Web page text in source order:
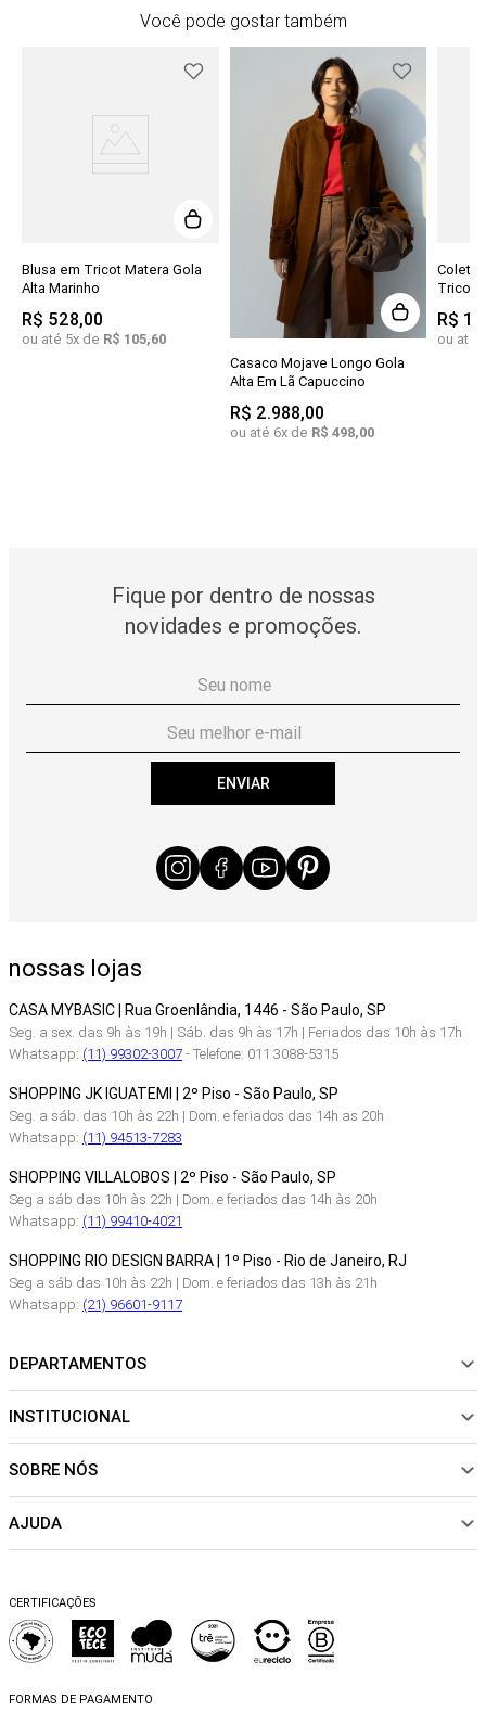
Você pode gostar também
Blusa em Tricot Matera Gola
Alta Marinho
R$ 528,00
ou até 5x de R$ 105,60
Casaco Mojave Longo Gola
Alta Em Lã Capuccino
R$ 2.988,00
ou até 6x de R$ 498,00
Colete
Tricot
R$ 1
ou até
Fique por dentro de nossas
novidades e promoções.
ENVIAR
nossas lojas
CASA MYBASIC | Rua Groenlândia, 1446 - São Paulo, SP
Seg. a sex. das 9h às 19h | Sáb. das 9h às 17h | Feriados das 10h às 17h
Whatsapp: (11) 99302-3007- Telefone: 011 3088-5315
SHOPPING JK IGUATEMI | 2º Piso - São Paulo, SP
Seg. a sáb. das 10h às 22h | Dom. e feriados das 14h as 20h
Whatsapp: (11) 94513-7283
SHOPPING VILLALOBOS | 2º Piso - São Paulo, SP
Seg a sáb das 10h às 22h | Dom. e feriados das 14h às 20h
Whatsapp: (11) 99410-4021
SHOPPING RIO DESIGN BARRA | 1º Piso - Rio de Janeiro, RJ
Seg a sáb das 10h às 22h | Dom. e feriados das 13h às 21h
Whatsapp: (21) 96601-9117
DEPARTAMENTOS
NOVIDADES
CALÇADOS
SALE
INSTITUCIONAL
Sobre Nós
Sustentabilidade
Trocas e Devoluções
Perguntas Frequentes
Blog
SOBRE NÓS
Política de pagamento
AJUDA
Dicas de cuidados
Falar no WhatsApp
CERTIFICAÇÕES
FORMAS DE PAGAMENTO